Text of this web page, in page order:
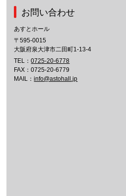
お問い合わせ
あすとホール
〒595-0015
大阪府泉大津市二田町1-13-4
TEL：0725-20-6778
FAX：0725-20-6779
MAIL：info@astohall.jp